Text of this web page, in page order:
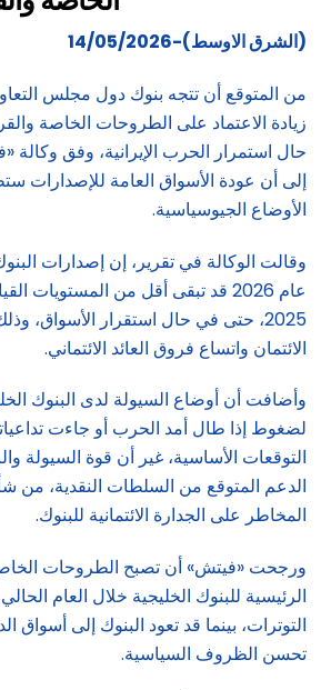
(الشرق الاوسط)-14/05/2026
من المتوقع أن تتجه بنوك دول مجلس
زيادة الاعتماد على الطروحات الخاصة
حال استمرار الحرب الإيرانية، وفق
إلى أن عودة الأسواق العامة للإصدارات
الأوضاع الجيوسياسية.
وقالت الوكالة في تقرير، إن إصدارات
عام 2026 قد تبقى أقل من المستويات
2025، حتى في حال استقرار الأسواق،
الائتمان واتساع فروق العائد الائتماني.
وأضافت أن أوضاع السيولة لدى البنوك
لضغوط إذا طال أمد الحرب أو جاءت
التوقعات الأساسية، غير أن قوة السيولة
الدعم المتوقع من السلطات النقدية، من
المخاطر على الجدارة الائتمانية للبنوك.
ورجحت «فيتش» أن تصبح الطروحات
الرئيسية للبنوك الخليجية خلال العام
التوترات، بينما قد تعود البنوك إلى أسواق
تحسن الظروف السياسية.